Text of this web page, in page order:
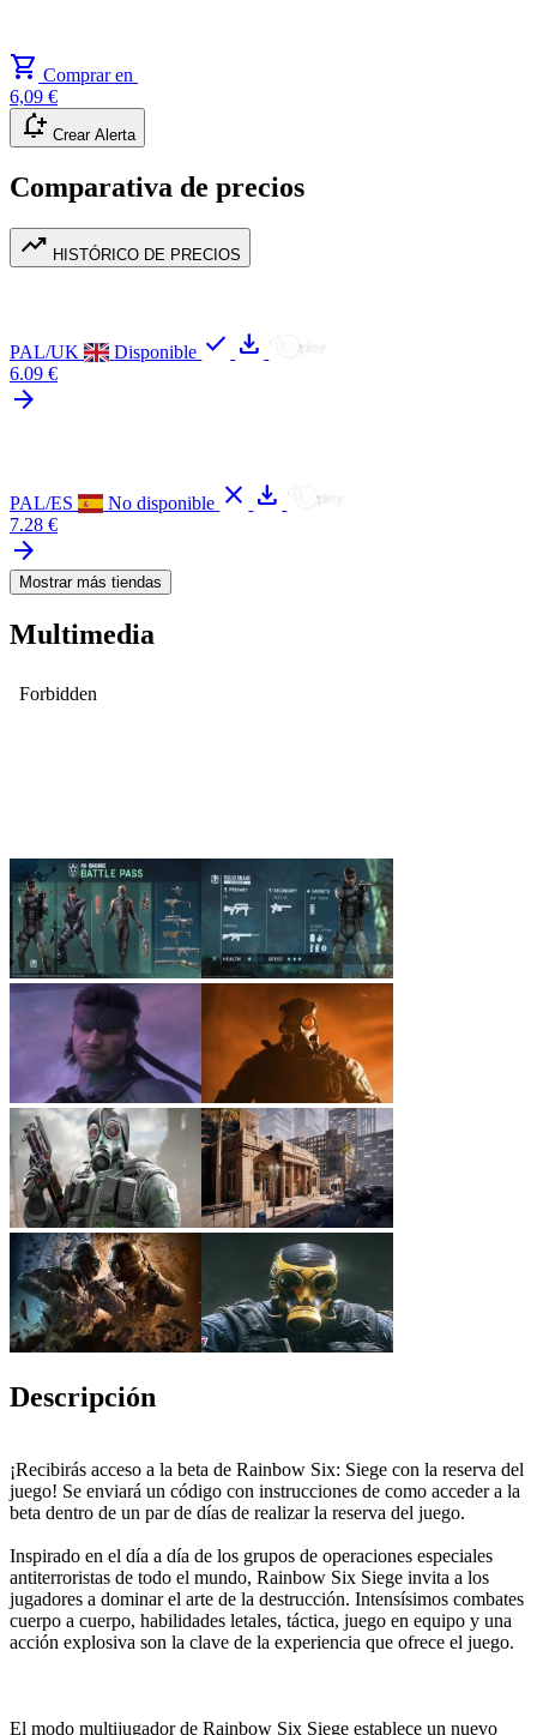
shopping_cart Comprar en
6,09 €
notification_add Crear Alerta
Comparativa de precios
trending_up HISTÓRICO DE PRECIOS
PAL/UK Disponible check download
6.09 €
arrow_forward
PAL/ES No disponible close download
7.28 €
arrow_forward
Mostrar más tiendas
Multimedia
Descripción
¡Recibirás acceso a la beta de Rainbow Six: Siege con la reserva del
juego! Se enviará un código con instrucciones de como acceder a la
beta dentro de un par de días de realizar la reserva del juego.
Inspirado en el día a día de los grupos de operaciones especiales
antiterroristas de todo el mundo, Rainbow Six Siege invita a los
jugadores a dominar el arte de la destrucción. Intensísimos combates
cuerpo a cuerpo, habilidades letales, táctica, juego en equipo y una
acción explosiva son la clave de la experiencia que ofrece el juego.
El modo multijugador de Rainbow Six Siege establece un nuevo